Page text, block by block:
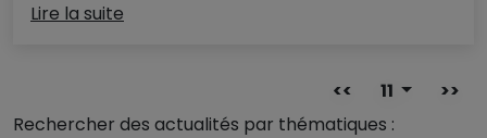
Lire la suite
<< 11
>>
Rechercher des actualités par thématiques :